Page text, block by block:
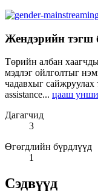
Жендэрийн тэгш
Төрийн албан
мэдлэг ойлголтыг
чадавхыг сайжруулах
assistance... цааш
Дагагчид
3
Өгөгдлийн бүрдлүүд
1
Сэдвүүд